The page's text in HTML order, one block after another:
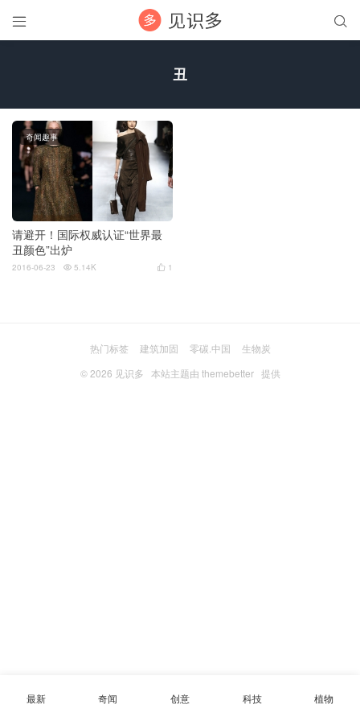
 
丑
请避开！国际权威认证“世界最
丑颜色”出炉
奇闻趣事
 1
2016-06-23  5.14K
热门标签 建筑加固 零碳.中国
生物炭
© 2026 见识多 本站主题由 themebetter提供
最新 奇闻 创意 科技 植物